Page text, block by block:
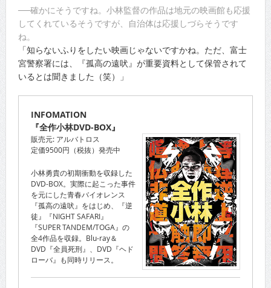
──確かにそうですね。小林監督の作品は地元の映画館も応援
してくれているそうですが、自治体は応援しづらそうです
ね。
「知らないふりをしたい映画じゃないですかね。ただ、富士
宮警察署には、『孤高の遠吠』が重要資料として保管されて
いるとは聞きました（笑）」
INFOMATION
『全作小林DVD-BOX』
販売元: アルバトロス
定価9500円（税抜）発売中
小林勇貴の初期衝動を収録した
DVD-BOX。実際に起こった事件
を元にした青春バイオレンス
『孤高の遠吠』をはじめ、『逆
徒』『NIGHT SAFARI』
『SUPER TANDEM/TOGA』の
全4作品を収録。Blu-ray＆
DVD『全員死刑』、DVD『ヘド
ローバ』も同時リリース。